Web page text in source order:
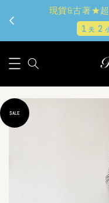
現貨&古著★
1 天 2
SALE